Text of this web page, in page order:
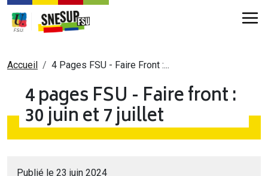
Aller au contenu principal
Fil d'Ariane
Accueil 4 Pages FSU - Faire Front :...
4 pages FSU - Faire front :
30 juin et 7 juillet
Publié le 23 juin 2024